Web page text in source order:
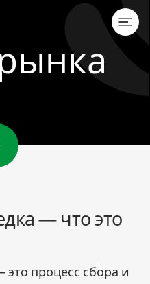
— что это
это процесс сбора и